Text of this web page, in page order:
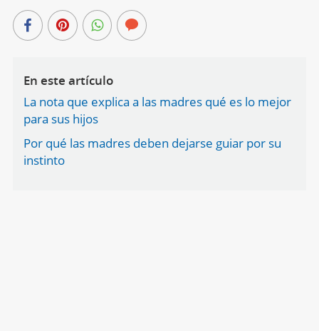
En este artículo
La nota que explica a las madres qué es lo mejor
para sus hijos
Por qué las madres deben dejarse guiar por su
instinto